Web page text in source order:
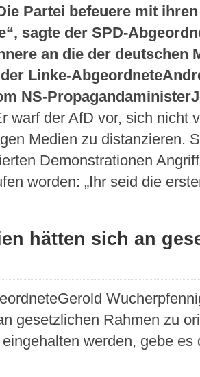
Partei befeuere mit
sagte der SPD-
an die der deutschen
Linke-
NS-
warf der AfD vor, sich nicht
Medien zu distanzieren.
Demonstrationen
worden: „Ihr seid die
hätten sich an
gesetzlichen Rahmen zu
werden, gebe